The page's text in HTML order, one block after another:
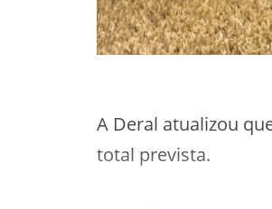
A Deral atualizou
total prevista.